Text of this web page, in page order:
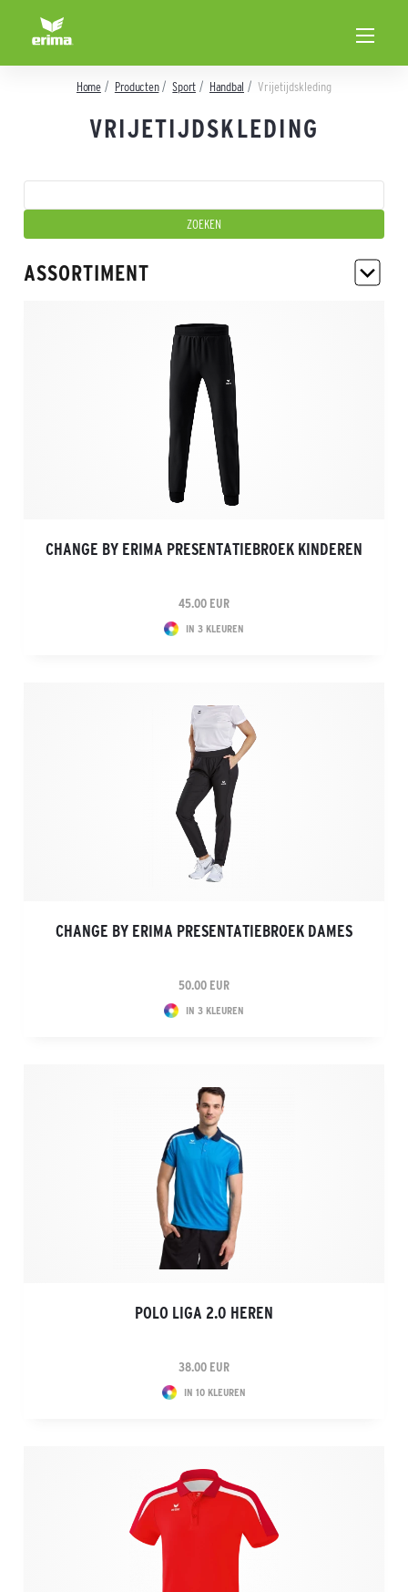
Home Producten Sport Handbal Vrijetijdskleding
VRIJETIJDSKLEDING
ASSORTIMENT
CHANGE BY ERIMA PRESENTATIEBROEK KINDEREN
45.00 EUR
IN 3 KLEUREN
CHANGE BY ERIMA PRESENTATIEBROEK DAMES
50.00 EUR
IN 3 KLEUREN
POLO LIGA 2.0 HEREN
38.00 EUR
IN 10 KLEUREN